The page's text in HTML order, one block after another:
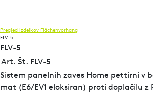
Pregled izdelkov Flächenvorhang
FLV-5
FLV-5
Art. Št. FLV-5
Sistem panelnih zaves Home pettirni v
mat (E6/EV1 eloksiran) proti doplačilu z